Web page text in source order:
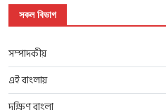
সকল বিভাগ
সম্পাদকীয়
এই বাংলায়
দক্ষিণ বাংলা